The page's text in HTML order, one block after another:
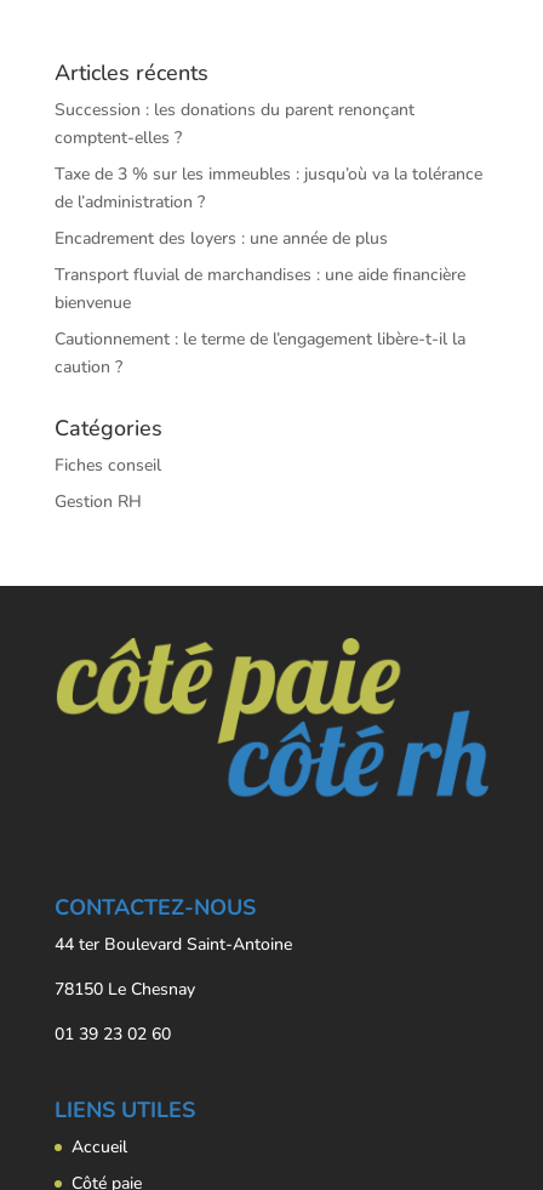
Articles récents
Succession : les donations du parent renonçant
comptent-elles ?
Taxe de 3 % sur les immeubles : jusqu’où va la tolérance
de l’administration ?
Encadrement des loyers : une année de plus
Transport fluvial de marchandises : une aide financière
bienvenue
Cautionnement : le terme de l’engagement libère-t-il la
caution ?
Catégories
Fiches conseil
Gestion RH
CONTACTEZ-NOUS
44 ter Boulevard Saint-Antoine
78150 Le Chesnay
01 39 23 02 60
LIENS UTILES
Accueil
Côté paie